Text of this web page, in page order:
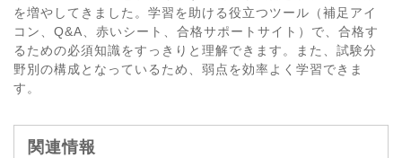
を増やしてきました。学習を助ける役立つツール（補足アイ
コン、Q&A、赤いシート、合格サポートサイト）で、合格す
るための必須知識をすっきりと理解できます。また、試験分
野別の構成となっているため、弱点を効率よく学習できま
す。
関連情報